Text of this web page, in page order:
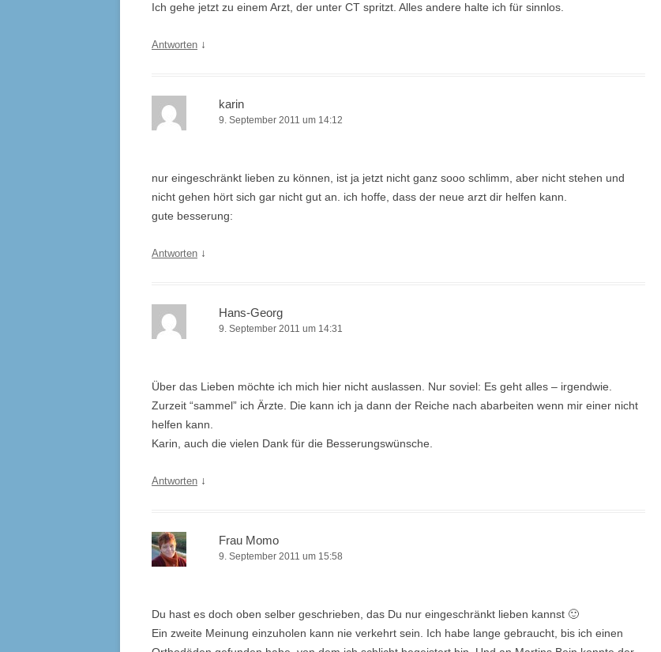
Ich gehe jetzt zu einem Arzt, der unter CT spritzt. Alles andere halte ich für sinnlos.
Antworten ↓
karin
9. September 2011 um 14:12
nur eingeschränkt lieben zu können, ist ja jetzt nicht ganz sooo schlimm, aber nicht stehen und
nicht gehen hört sich gar nicht gut an. ich hoffe, dass der neue arzt dir helfen kann.
gute besserung:
Antworten ↓
Hans-Georg
9. September 2011 um 14:31
Über das Lieben möchte ich mich hier nicht auslassen. Nur soviel: Es geht alles – irgendwie.
Zurzeit “sammel” ich Ärzte. Die kann ich ja dann der Reiche nach abarbeiten wenn mir einer nicht
helfen kann.
Karin, auch die vielen Dank für die Besserungswünsche.
Antworten ↓
Frau Momo
9. September 2011 um 15:58
Du hast es doch oben selber geschrieben, das Du nur eingeschränkt lieben kannst 🙂
Ein zweite Meinung einzuholen kann nie verkehrt sein. Ich habe lange gebraucht, bis ich einen